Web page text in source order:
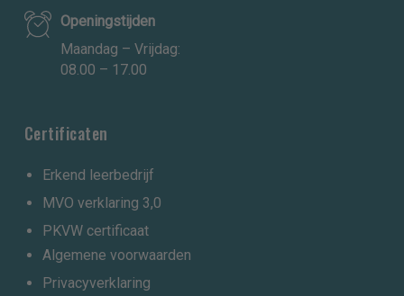
Openingstijden
Maandag – Vrijdag:
08.00 – 17.00
Certificaten
Erkend leerbedrijf
MVO verklaring 3,0
PKVW certificaat
Algemene voorwaarden
Privacyverklaring